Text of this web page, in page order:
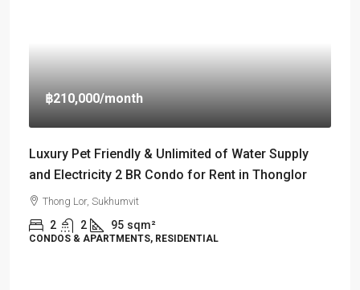
฿210,000/month
Luxury Pet Friendly & Unlimited of Water Supply
and Electricity 2 BR Condo for Rent in Thonglor
Thong Lor, Sukhumvit
2 2 95 sqm²
CONDOS & APARTMENTS, RESIDENTIAL